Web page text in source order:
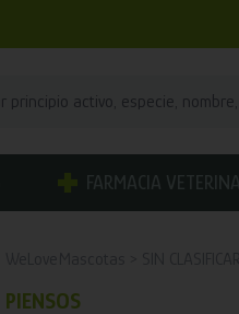
FARMACIA
PIENSOS